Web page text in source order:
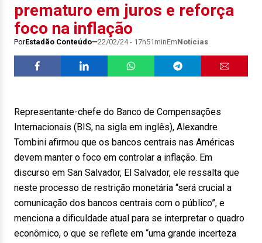
prematuro em juros e reforça
foco na inflação
PorEstadão Conteúdo 22/02/24 - 17h51minEmNotícias
Representante-chefe do Banco de Compensações
Internacionais (BIS, na sigla em inglês), Alexandre
Tombini afirmou que os bancos centrais nas Américas
devem manter o foco em controlar a inflação. Em
discurso em San Salvador, El Salvador, ele ressalta que
neste processo de restrição monetária “será crucial a
comunicação dos bancos centrais com o público”, e
menciona a dificuldade atual para se interpretar o quadro
econômico, o que se reflete em “uma grande incerteza